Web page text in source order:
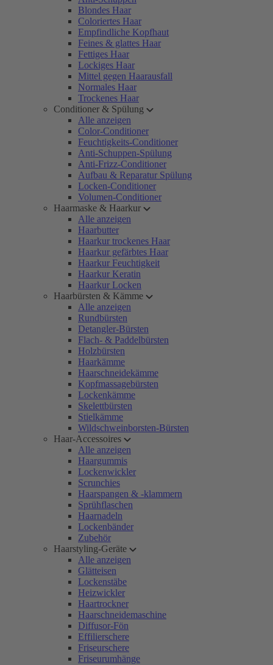
Blondes Haar
Coloriertes Haar
Empfindliche Kopfhaut
Feines & glattes Haar
Fettiges Haar
Lockiges Haar
Mittel gegen Haarausfall
Normales Haar
Trockenes Haar
Conditioner & Spülung
Alle anzeigen
Color-Conditioner
Feuchtigkeits-Conditioner
Anti-Schuppen-Spülung
Anti-Frizz-Conditioner
Aufbau & Reparatur Spülung
Locken-Conditioner
Volumen-Conditioner
Haarmaske & Haarkur
Alle anzeigen
Haarbutter
Haarkur trockenes Haar
Haarkur gefärbtes Haar
Haarkur Feuchtigkeit
Haarkur Keratin
Haarkur Locken
Haarbürsten & Kämme
Alle anzeigen
Rundbürsten
Detangler-Bürsten
Flach- & Paddelbürsten
Holzbürsten
Haarkämme
Haarschneidekämme
Kopfmassagebürsten
Lockenkämme
Skelettbürsten
Stielkämme
Wildschweinborsten-Bürsten
Haar-Accessoires
Alle anzeigen
Haargummis
Lockenwickler
Scrunchies
Haarspangen & -klammern
Sprühflaschen
Haarnadeln
Lockenbänder
Zubehör
Haarstyling-Geräte
Alle anzeigen
Glätteisen
Lockenstäbe
Heizwickler
Haartrockner
Haarschneidemaschine
Diffusor-Fön
Effilierschere
Friseurschere
Friseurumhänge